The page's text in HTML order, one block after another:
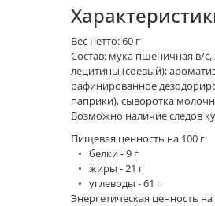
Вес нетто: 60 г
Состав: мука пшеничная в/
лецитины (соевый);
рафинированное
паприки), сыворотка
Возможно наличие следов
Пищевая ценность на 100 г:
• белки - 9 г
• жиры - 21 г
• углеводы - 61 г
Энергетическая ценность на